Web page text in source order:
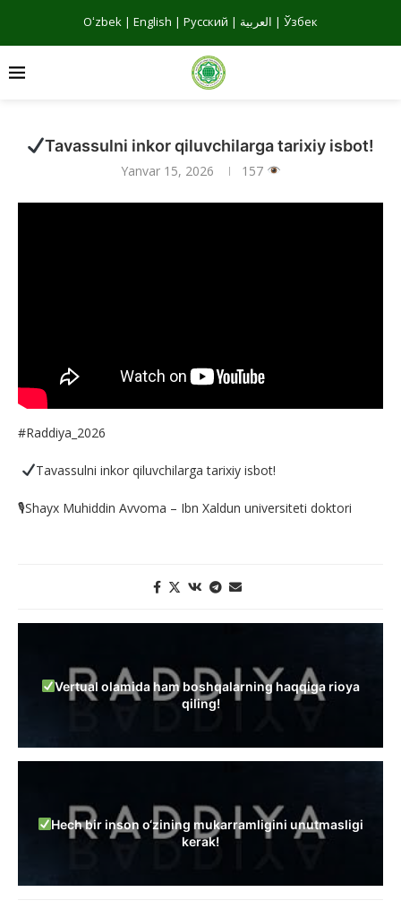
Oʻzbek | English | Русский | العربية | Ўзбек
Tavassulni inkor qiluvchilarga tarixiy isbot!
Yanvar 15, 2026 157
#Raddiya_2026
Tavassulni inkor qiluvchilarga tarixiy isbot!
🎙Shayx Muhiddin Avvoma – Ibn Xaldun universiteti doktori
Vertual olamida ham boshqalarning haqqiga rioya
qiling!
Hech bir inson o‘zining mukarramligini unutmasligi
kerak!